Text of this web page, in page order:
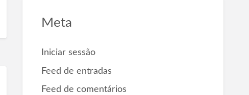
Meta
Iniciar sessão
Feed de entradas
Feed de comentários